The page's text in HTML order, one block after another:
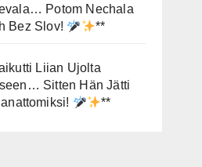
Potom Nechala
Bez Slov!
**
Liian Ujolta
Sitten Hän Jätti
**